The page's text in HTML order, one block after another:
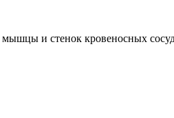
и стенок кровеносных